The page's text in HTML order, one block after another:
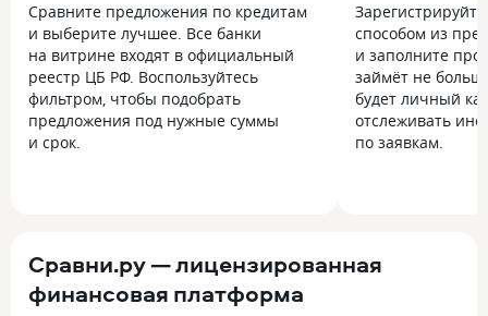
Сравните предложения по кредитам
и выберите лучшее. Все банки
на витрине входят в официальный
реестр ЦБ РФ. Воспользуйтесь
фильтром, чтобы подобрать
предложения под нужные суммы
и срок.
способом из
и заполните
займёт не
будет личный
отслеживать
по заявкам.
Сравни.ру — лицензированная
финансовая платформа